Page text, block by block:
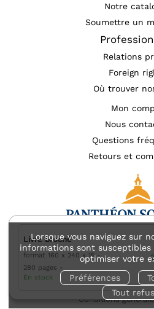
Lorsque vous naviguez sur
informations sont
optimiser votre
Préférences
Tout
Livre broché
format 160 x 240 x 15
280 pages
En stock
Notre
Soumettre un
Relations
Foreign
Où trouver
Mon
Nous
Questions
Retours et
Mentions légales
Charte des données
Charte de référencement
Conditions